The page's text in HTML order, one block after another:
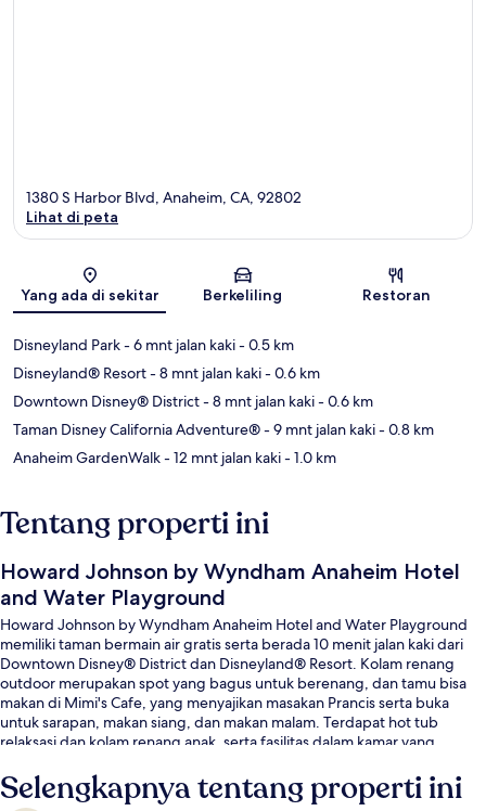
Peta
1380 S Harbor Blvd, Anaheim, CA, 92802
Lihat di peta
Yang ada di sekitar Berkeliling Restoran
Disneyland Park- 6 mnt jalan kaki- 0.5 km
Disneyland® Resort- 8 mnt jalan kaki- 0.6 km
Downtown Disney® District- 8 mnt jalan kaki- 0.6 km
Taman Disney California Adventure®- 9 mnt jalan kaki- 0.8 km
Anaheim GardenWalk- 12 mnt jalan kaki- 1.0 km
Tentang properti ini
Howard Johnson by Wyndham Anaheim Hotel
and Water Playground
Howard Johnson by Wyndham Anaheim Hotel and Water Playground
memiliki taman bermain air gratis serta berada 10 menit jalan kaki dari
Downtown Disney® District dan Disneyland® Resort. Kolam renang
outdoor merupakan spot yang bagus untuk berenang, dan tamu bisa
makan di Mimi's Cafe, yang menyajikan masakan Prancis serta buka
untuk sarapan, makan siang, dan makan malam. Terdapat hot tub
relaksasi dan kolam renang anak, serta fasilitas dalam kamar yang
dan tempat tidur di kamar.
Selengkapnya tentang properti ini